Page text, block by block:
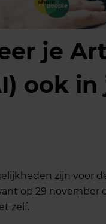
je
ook in
zijn voor
op 29 november
zelf.